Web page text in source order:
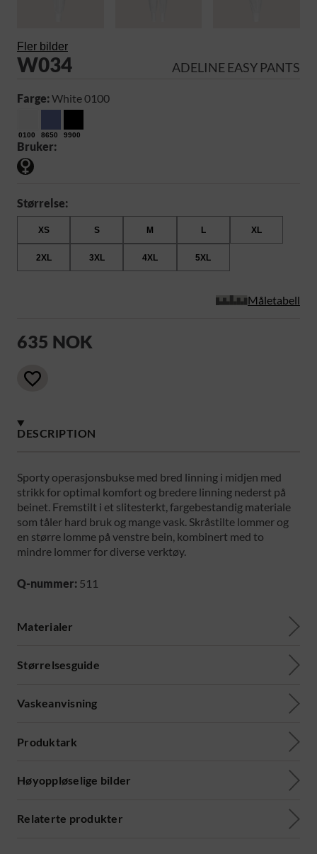
Fler bilder
W034 ADELINE EASY PANTS
Farge:White 0100
0100 8650 9900
Bruker:
Størrelse:
XS S M L XL
2XL 3XL 4XL 5XL
Måletabell
635 NOK
DESCRIPTION
Sporty operasjonsbukse med bred linning i midjen med
strikk for optimal komfort og bredere linning nederst på
beinet. Fremstilt i et slitesterkt, fargebestandig materiale
som tåler hard bruk og mange vask. Skråstilte lommer og
en større lomme på venstre bein, kombinert med to
mindre lommer for diverse verktøy.
Q-nummer: 511
Materialer
Størrelsesguide
Vaskeanvisning
Produktark
Høyoppløselige bilder
Relaterte produkter